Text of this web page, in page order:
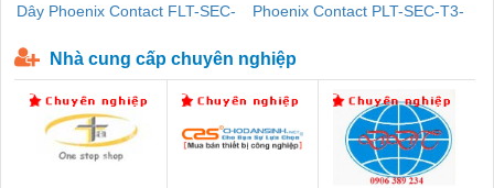
Dây Phoenix Contact FLT-SEC-
Phoenix Contact PLT-SEC-T3-
Nhà cung cấp chuyên nghiệp